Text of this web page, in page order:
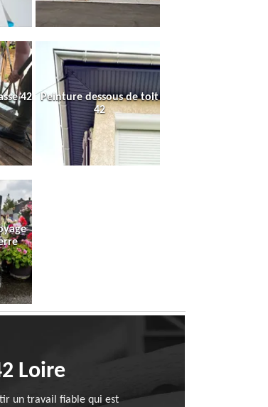
42
Peinture dessous de toit
42
Loire
un travail fiable qui est